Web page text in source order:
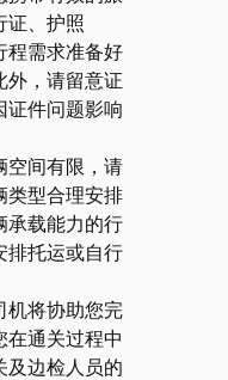
证、护照
程需求准备好
外，请留意证
证件问题影响
空间有限，请
类型合理安排
承载能力的行
排托运或自行
机将协助您完
在通关过程中
及边检人员的